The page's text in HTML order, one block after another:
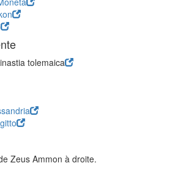
tolemaica
Zeus Ammon à droite.